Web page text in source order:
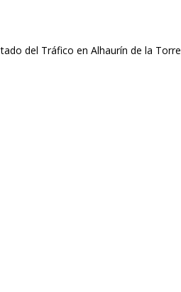
del Tráfico en Alhaurín de la Torre